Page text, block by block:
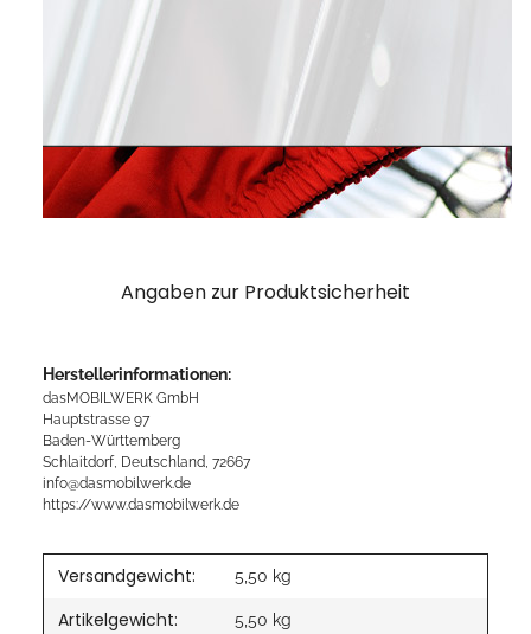
Angaben zur Produktsicherheit
Herstellerinformationen:
dasMOBILWERK GmbH
Hauptstrasse 97
Baden-Württemberg
Schlaitdorf, Deutschland, 72667
info@dasmobilwerk.de
https://www.dasmobilwerk.de
Versandgewicht: 5,50 kg
Artikelgewicht: 5,50 kg